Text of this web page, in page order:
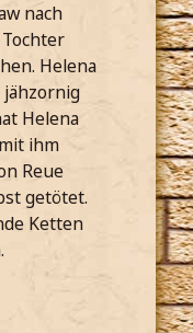
nach
Helena
jähzornig
Helena
ihm
Reue
getötet.
Ketten